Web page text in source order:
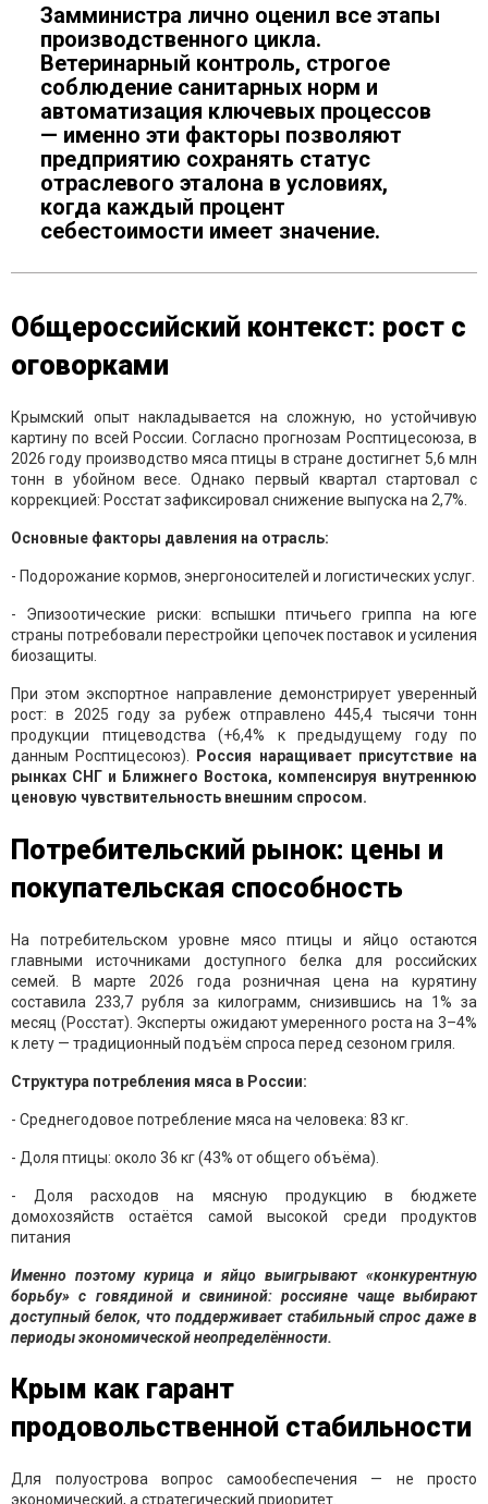
Замминистра лично оценил все этапы
производственного цикла.
Ветеринарный контроль, строгое
соблюдение санитарных норм и
автоматизация ключевых процессов
— именно эти факторы позволяют
предприятию сохранять статус
отраслевого эталона в условиях,
когда каждый процент
себестоимости имеет значение.
Общероссийский контекст: рост с
оговорками
Крымский опыт накладывается на сложную, но устойчивую
картину по всей России. Согласно прогнозам Росптицесоюза, в
2026 году производство мяса птицы в стране достигнет 5,6 млн
тонн в убойном весе. Однако первый квартал стартовал с
коррекцией: Росстат зафиксировал снижение выпуска на 2,7%.
Основные факторы давления на отрасль:
- Подорожание кормов, энергоносителей и логистических услуг.
- Эпизоотические риски: вспышки птичьего гриппа на юге
страны потребовали перестройки цепочек поставок и усиления
биозащиты.
При этом экспортное направление демонстрирует уверенный
рост: в 2025 году за рубеж отправлено 445,4 тысячи тонн
продукции птицеводства (+6,4% к предыдущему году по
данным Росптицесоюз).
Россия наращивает присутствие на
рынках СНГ и Ближнего Востока, компенсируя внутреннюю
ценовую чувствительность внешним спросом.
Потребительский рынок: цены и
покупательская способность
На потребительском уровне мясо птицы и яйцо остаются
главными источниками доступного белка для российских
семей. В марте 2026 года розничная цена на курятину
составила 233,7 рубля за килограмм, снизившись на 1% за
месяц (Росстат). Эксперты ожидают умеренного роста на 3–4%
к лету — традиционный подъём спроса перед сезоном гриля.
Структура потребления мяса в России:
- Среднегодовое потребление мяса на человека: 83 кг.
- Доля птицы: около 36 кг (43% от общего объёма).
- Доля расходов на мясную продукцию в бюджете
домохозяйств остаётся самой высокой среди продуктов
питания
Именно поэтому курица и яйцо выигрывают «конкурентную
борьбу» с говядиной и свининой: россияне чаще выбирают
доступный белок, что поддерживает стабильный спрос даже в
периоды экономической неопределённости.
Крым как гарант
продовольственной стабильности
Для полуострова вопрос самообеспечения — не просто
экономический, а стратегический приоритет.